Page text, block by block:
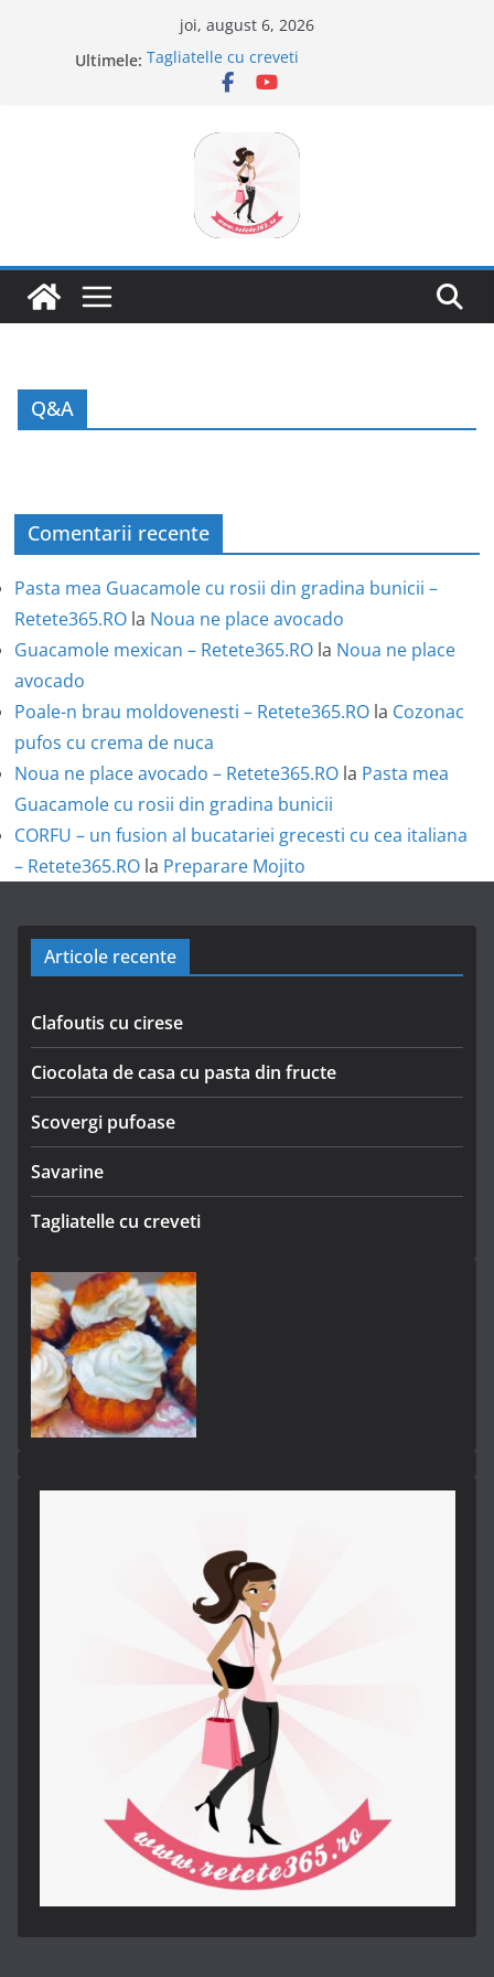
joi, august 6, 2026
Ultimele: Tagliatelle cu creveti
Clafoutis cu cirese
Savarine
Q&A
Comentarii recente
Pasta mea Guacamole cu rosii din gradina bunicii –
Retete365.RO la Noua ne place avocado
Guacamole mexican – Retete365.RO la Noua ne place
avocado
Poale-n brau moldovenesti – Retete365.RO la Cozonac
pufos cu crema de nuca
Noua ne place avocado – Retete365.RO la Pasta mea
Guacamole cu rosii din gradina bunicii
CORFU – un fusion al bucatariei grecesti cu cea italiana
– Retete365.RO la Preparare Mojito
Articole recente
Clafoutis cu cirese
Ciocolata de casa cu pasta din fructe
Scovergi pufoase
Savarine
Tagliatelle cu creveti